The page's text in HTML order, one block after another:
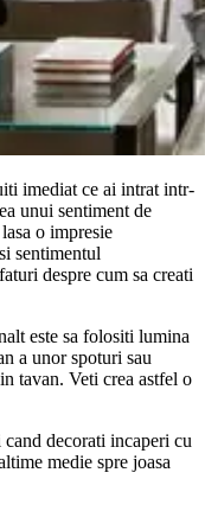
imediat ce ai intrat intr-
unui sentiment de
o impresie
sentimentul
despre cum sa creati
este sa folositi lumina
a unor spoturi sau
tavan. Veti crea astfel o
decorati incaperi cu
medie spre joasa